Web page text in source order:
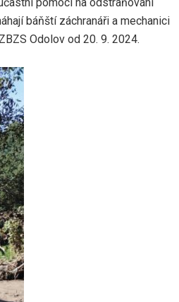
báňští záchranáři a mechanici
Odolov od 20. 9. 2024.